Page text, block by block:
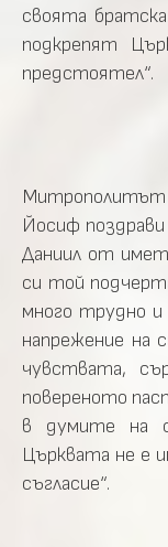
своята
подкрепят
предстоятел“.
Йосиф поздрави
Даниил от
си той
много трудно и
напрежение на
чувствата,
повереното
в думите на
Църквата не е
съгласие“.